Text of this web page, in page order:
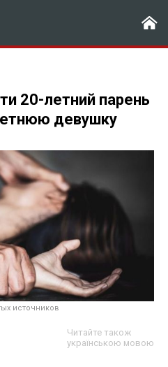
20-летний парень
девушку
источников
Читайте також
українською мовою